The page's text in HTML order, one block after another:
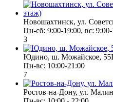
Новошахтинск, ул.
Пн-сб: 9:00-19:00, вс:
3
Юдино, ш. Можайское,
Пн-вс: 10:00-21:00
7
Ростов-на-Дону, ул.